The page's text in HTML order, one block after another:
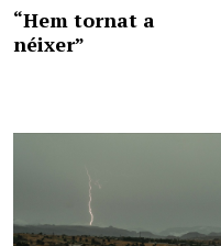
“Hem tornat a
néixer”